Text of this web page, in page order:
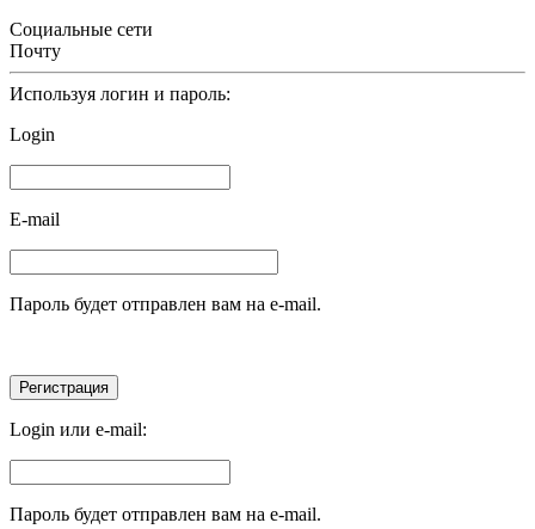
Социальные сети
Почту
Используя логин и пароль:
Login
E-mail
Пароль будет отправлен вам на e-mail.
Login или e-mail:
Пароль будет отправлен вам на e-mail.